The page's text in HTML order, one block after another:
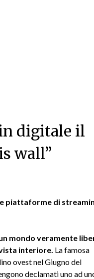
digitale il
wall”
piattaforme di
mondo veramente
interiore. La famosa
ovest nel Giugno del
declamati uno ad